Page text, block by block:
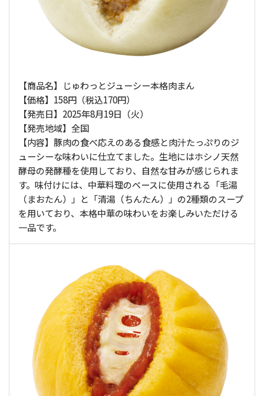
【商品名】じゅわっとジューシー本格肉まん
【価格】158円（税込170円）
【発売日】2025年8月19日（火）
【発売地域】全国
【内容】豚肉の食べ応えのある食感と肉汁たっぷりのジ
ューシーな味わいに仕立てました。生地にはホシノ天然
酵母の発酵種を使用しており、自然な甘みが感じられま
す。味付けには、中華料理のベースに使用される「毛湯
（まおたん）」と「清湯（ちんたん）」の2種類のスープ
を用いており、本格中華の味わいをお楽しみいただける
一品です。